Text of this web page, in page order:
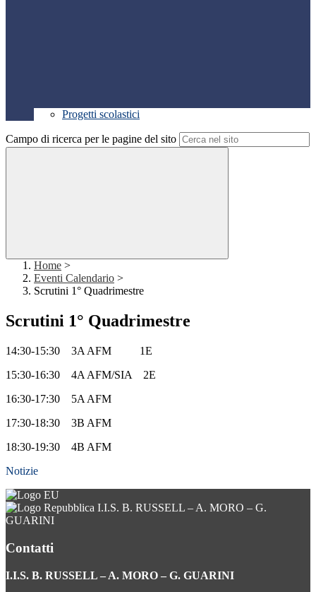
Progetti scolastici
Campo di ricerca per le pagine del sito
Home >
Eventi Calendario >
Scrutini 1° Quadrimestre
Scrutini 1° Quadrimestre
14:30-15:30 3A AFM 1E
15:30-16:30 4A AFM/SIA 2E
16:30-17:30 5A AFM
17:30-18:30 3B AFM
18:30-19:30 4B AFM
Notizie
I.I.S. B. RUSSELL – A. MORO – G.
GUARINI
Contatti
I.I.S. B. RUSSELL – A. MORO – G. GUARINI